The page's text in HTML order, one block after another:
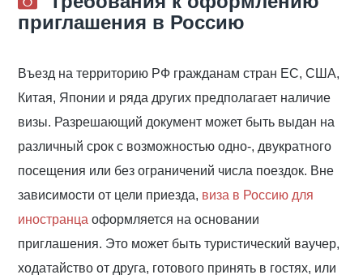
приглашения в Россию
Въезд на территорию РФ гражданам стран ЕС, США,
Китая, Японии и ряда других предполагает наличие
визы. Разрешающий документ может быть выдан на
различный срок с возможностью одно-, двукратного
посещения или без ограничений числа поездок. Вне
зависимости от цели приезда, виза в Россию для
иностранца оформляется на основании
приглашения. Это может быть туристический ваучер,
ходатайство от друга, готового принять в гостях, или